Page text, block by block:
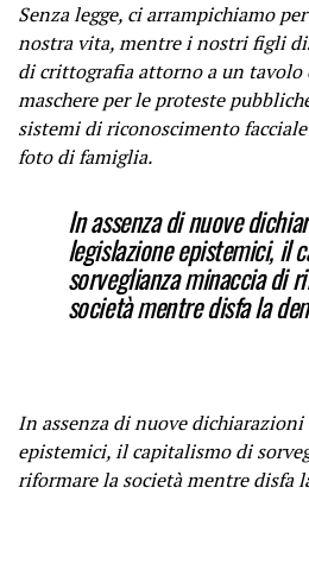
Senza legge, ci arrampichiamo
nostra vita, mentre i nostri figli
di crittografiaattorno a un tavolo
maschere per le proteste
sistemi di riconoscimento
foto di famiglia.
In assenza di nuove
legislazione epistemici, il
sorveglianza minaccia di
società mentre disfa la
In assenza di nuove
epistemici, il capitalismo di
riformare la società mentre disfa